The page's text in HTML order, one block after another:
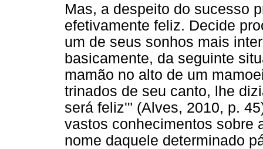
Mas, a despeito do sucesso
efetivamente feliz. Decide
um de seus sonhos mais
basicamente, da seguinte
mamão no alto de um
trinados de seu canto, lhe
será feliz'" (Alves, 2010, p.
vastos conhecimentos sobre
nome daquele determinado